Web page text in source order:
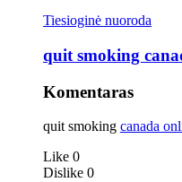
Tiesioginė nuoroda
quit smoking
Komentaras
quit smoking canada
Like 0
Dislike 0